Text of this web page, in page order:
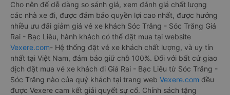
Cho nên để dễ dàng so sánh giá, xem đánh giá chất lượng
các nhà xe đi, được đảm bảo quyền lợi cao nhất, được hưởng
nhiều ưu đãi giảm giá vé xe khách Sóc Trăng - Sóc Trăng Giá
Rai - Bạc Liêu, hành khách có thể đặt mua tại website
Vexere.com- Hệ thống đặt vé xe khách chất lượng, và uy tín
nhất tại Việt Nam, đảm bảo giữ chỗ 100%. Đối với bất cứ giao
dịch đặt mua vé xe khách đi Giá Rai - Bạc Liêu từ Sóc Trăng -
Sóc Trăng nào của quý khách tại trang web Vexere.com đều
được Vexere cam kết giải quyết sự cố. Chính sách tặng